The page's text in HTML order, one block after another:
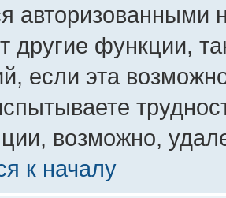
авторизованными
другие функции,
если эта
возможно,
к началу